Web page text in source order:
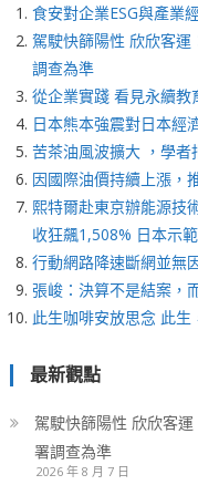
食安對企業ESG與產業
駕駛快篩陽性 欣欣客
調查為準
從企業實踐 看見永續教
日本熊本強震對日本經
苦茶油風波擴大 ，學者
因國際油價持續上漲，
熙特爾赴東京辦能源
收狂飆1,508% 日本示
行動網路降速斷網並無
張峻：決算不是結案，
此生咖啡安放思念 此生
最新觀點
駕駛快篩陽性 欣欣客
署調查為準
2026 年 8 月 7 日